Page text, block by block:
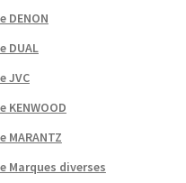
DENON
DUAL
JVC
Marques diverses